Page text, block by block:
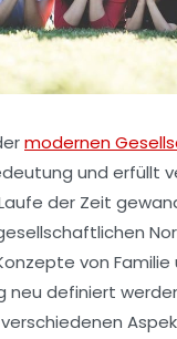
modernen
und erfüllt
der Zeit
von Familie
neu definiert